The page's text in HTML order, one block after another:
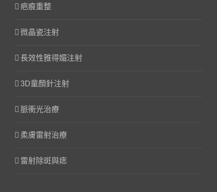
疤痕重整
微晶瓷注射
長效性雅得媚注射
3D童顏針注射
脈衝光治療
柔膚雷射治療
雷射除斑與痣